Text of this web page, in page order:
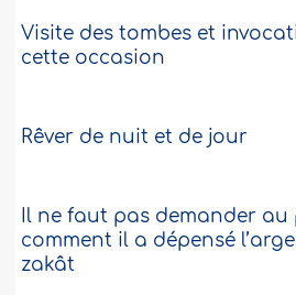
Visite des tombes et
cette occasion
Rêver de nuit et de jour
Il ne faut pas demander au
comment il a dépensé
zakât